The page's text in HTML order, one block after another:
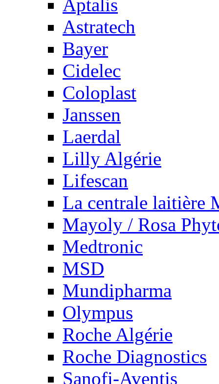
Aptalis
Astratech
Bayer
Cidelec
Coloplast
Janssen
Laerdal
Lilly Algérie
Lifescan
La centrale laitière
Mayoly / Rosa
Medtronic
MSD
Mundipharma
Olympus
Roche Algérie
Roche Diagnostics
Sanofi-Aventis